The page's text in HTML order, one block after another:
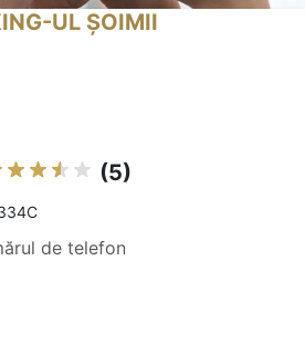
UL ȘOIMII
(5)
de telefon